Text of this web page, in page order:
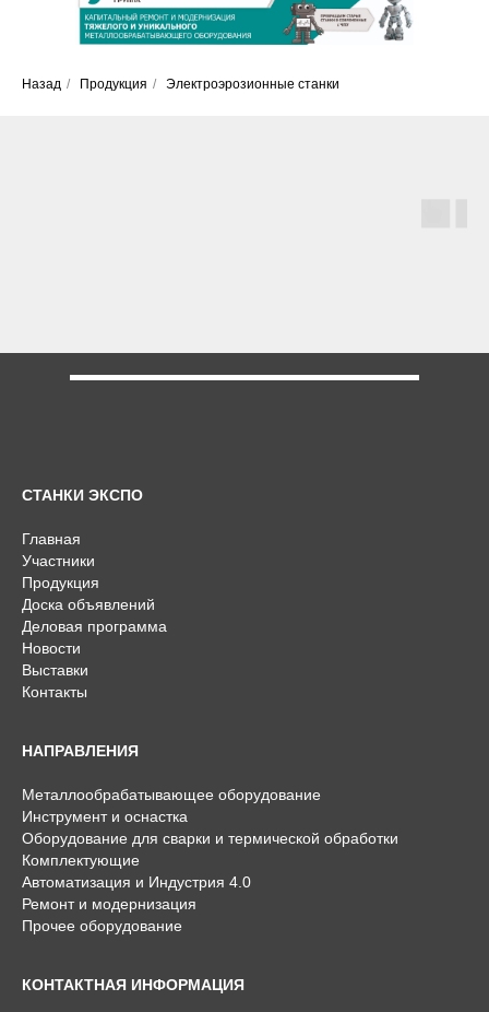
Назад / Продукция / Электроэрозионные станки
СТАНКИ ЭКСПО
Главная
Участники
Продукция
Доска объявлений
Деловая программа
Новости
Выставки
Контакты
НАПРАВЛЕНИЯ
Металлообрабатывающее оборудование
Инструмент и оснастка
Оборудование для сварки и термической обработки
Комплектующие
Автоматизация и Индустрия 4.0
Ремонт и модернизация
Прочее оборудование
КОНТАКТНАЯ ИНФОРМАЦИЯ